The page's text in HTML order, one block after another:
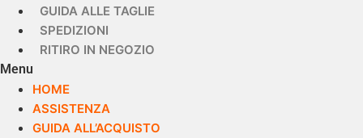
GUIDA ALLE TAGLIE
SPEDIZIONI
RITIRO IN NEGOZIO
Menu
HOME
ASSISTENZA
GUIDA ALL’ACQUISTO